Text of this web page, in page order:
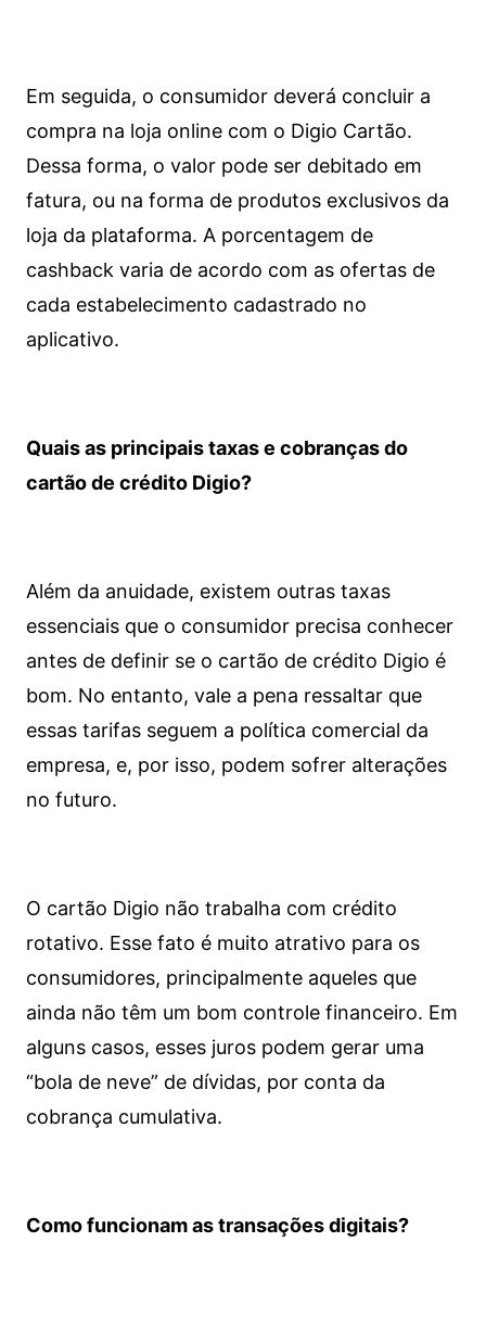
Em seguida, o consumidor deverá concluir a
compra na loja online com o Digio Cartão.
Dessa forma, o valor pode ser debitado em
fatura, ou na forma de produtos exclusivos da
loja da plataforma. A porcentagem de
cashback varia de acordo com as ofertas de
cada estabelecimento cadastrado no
aplicativo.
Quais as principais taxas e cobranças do
cartão de crédito Digio?
Além da anuidade, existem outras taxas
essenciais que o consumidor precisa conhecer
antes de definir se o cartão de crédito Digio é
bom. No entanto, vale a pena ressaltar que
essas tarifas seguem a política comercial da
empresa, e, por isso, podem sofrer alterações
no futuro.
O cartão Digio não trabalha com crédito
rotativo. Esse fato é muito atrativo para os
consumidores, principalmente aqueles que
ainda não têm um bom controle financeiro. Em
alguns casos, esses juros podem gerar uma
“bola de neve” de dívidas, por conta da
cobrança cumulativa.
Como funcionam as transações digitais?